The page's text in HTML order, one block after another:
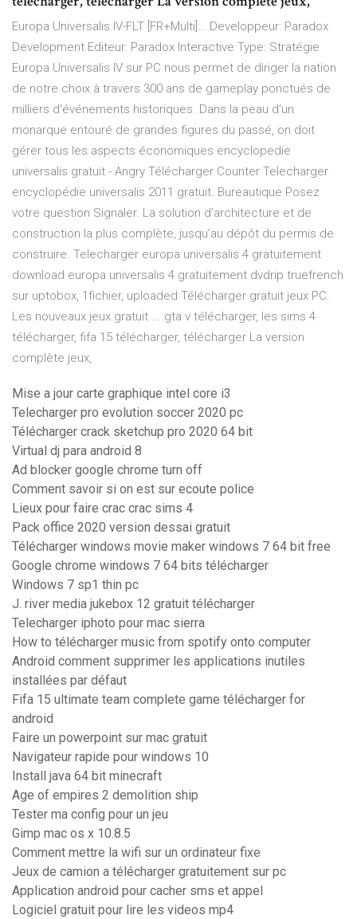
Europa Universalis IV-FLT [FR+Multi]:.. Developpeur: Paradox
Development Editeur: Paradox Interactive Type: Stratégie
Europa Universalis IV sur PC nous permet de diriger la nation
de notre choix à travers 300 ans de gameplay ponctués de
milliers d'événements historiques. Dans la peau d'un
monarque entouré de grandes figures du passé, on doit
gérer tous les aspects économiques encyclopedie
universalis gratuit - Angry Télécharger Counter Telecharger
encyclopédie universalis 2011 gratuit. Bureautique Posez
votre question Signaler. La solution d’architecture et de
construction la plus complète, jusqu’au dépôt du permis de
construire. Telecharger europa universalis 4 gratuitement
download europa universalis 4 gratuitement dvdrip truefrench
sur uptobox, 1fichier, uploaded Télécharger gratuit jeux PC.
Les nouveaux jeux gratuit ... gta v télécharger, les sims 4
télécharger, fifa 15 télécharger, télécharger La version
complète jeux,
Mise a jour carte graphique intel core i3
Telecharger pro evolution soccer 2020 pc
Télécharger crack sketchup pro 2020 64 bit
Virtual dj para android 8
Ad blocker google chrome turn off
Comment savoir si on est sur ecoute police
Lieux pour faire crac crac sims 4
Pack office 2020 version dessai gratuit
Télécharger windows movie maker windows 7 64 bit free
Google chrome windows 7 64 bits télécharger
Windows 7 sp1 thin pc
J. river media jukebox 12 gratuit télécharger
Telecharger iphoto pour mac sierra
How to télécharger music from spotify onto computer
Android comment supprimer les applications inutiles
installées par défaut
Fifa 15 ultimate team complete game télécharger for
android
Faire un powerpoint sur mac gratuit
Navigateur rapide pour windows 10
Install java 64 bit minecraft
Age of empires 2 demolition ship
Tester ma config pour un jeu
Gimp mac os x 10.8.5
Comment mettre la wifi sur un ordinateur fixe
Jeux de camion a télécharger gratuitement sur pc
Application android pour cacher sms et appel
Logiciel gratuit pour lire les videos mp4